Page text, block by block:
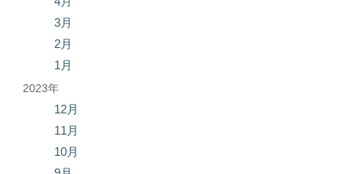
3月
2月
1月
2023年
12月
11月
10月